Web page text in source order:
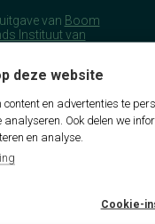
deze website
content en advertenties te
analyseren. Ook delen we
en analyse.
Cookie-
van Boom
Instituut van